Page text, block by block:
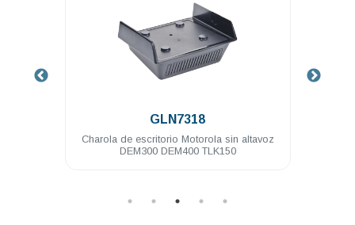
GLN7318
Charola de escritorio Motorola sin altavoz
DEM300 DEM400 TLK150